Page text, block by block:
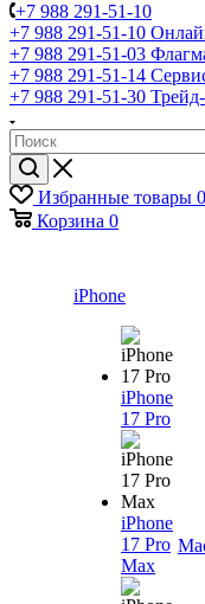
+7 988 291-51-10
+7 988 291-51-10
+7 988 291-51-03
+7 988 291-51-14
+7 988 291-51-30
Избранные товары 0
Корзина 0
iPhone
iPhone
17 Pro
iPhone
17 Pro
Max